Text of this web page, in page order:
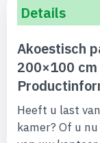
Details
Akoestisch
200×100
Heeft u last
kamer? Of u